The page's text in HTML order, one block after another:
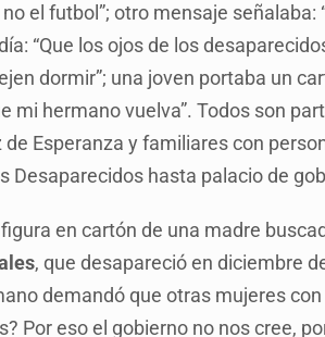
De la Espriella como Presidente de
la mira: La CEDHJ documenta su
el “R1”, presunto líder criminal en
tres miembros de red transnacional de
el futbol”; otro mensaje
“Que los ojos de los
dormir”; una joven portaba un
mi hermano vuelva”. Todos son
Esperanza y familiares con
Desaparecidos hasta palacio de
en cartón de una madre
, que desapareció en diciembre
demandó que otras mujeres
Por eso el gobierno no nos cree,